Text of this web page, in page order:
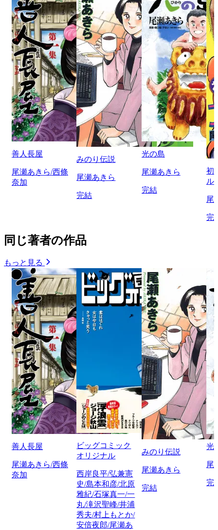
善人長屋
尾瀬あきら/西條
奈加
みのり伝説
尾瀬あきら
完結
光の島
尾瀬あきら
完結
初
ル
尾
完
同じ著者の作品
もっと見る
善人長屋
尾瀬あきら/西條
奈加
ビッグコミック
オリジナル
西岸良平/弘兼憲
史/島本和彦/北原
雅紀/石塚真一/一
丸/滝沢聖峰/井浦
秀夫/村上もとか/
安倍夜郎/尾瀬あ
みのり伝説
尾瀬あきら
完結
光
尾
完